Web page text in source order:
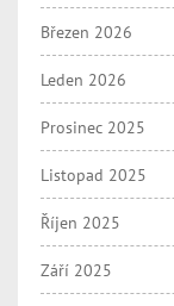
Březen 2026
Leden 2026
Prosinec 2025
Listopad 2025
Říjen 2025
Září 2025